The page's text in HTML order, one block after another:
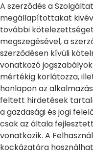
A szerződés a
megállapítottakat
további
megszegésével, a
szerződésen kívüli
vonatkozó
mértékig korlátozza,
honlapon az
feltett hirdetések
a gazdasági és jogi
csak az általa
vonatkozik. A
kockázatára